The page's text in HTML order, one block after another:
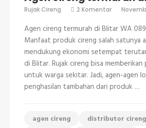
Rujak Cireng 2 Komentarpada
termurah
di
Blitar
Agen cireng termurah di Blitar WA
Manfaat produk cireng salah satunya
mendukung ekonomi setempat
di Blitar. Rujak cireng bisa memberikan
untuk warga sekitar. Jadi, agen-agen
penghasilan tambahan dari produk …
agen cireng
distributor cireng